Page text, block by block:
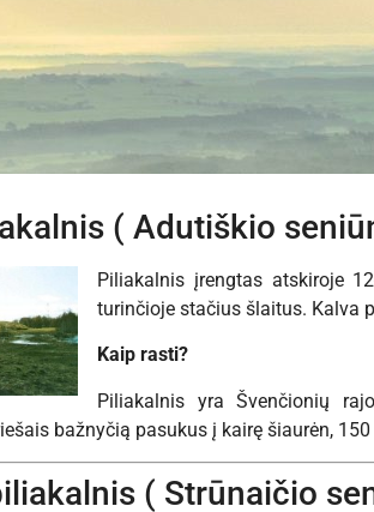
( Adutiškio
Piliakalnis įrengtas atskiroje
turinčioje stačius šlaitus. Kalva
Kaip rasti?
Piliakalnis yra Švenčionių
bažnyčią pasukus į kairę šiaurėn,
( Strūnaičio